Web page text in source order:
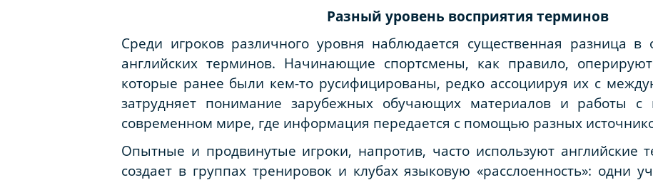
Разный уровень восприятия терминов
Среди игроков различного уровня наблюдается существенная разница
английских терминов. Начинающие спортсмены, как правило,
которые ранее были кем-то русифицированы, редко ассоциируя их с
затрудняет понимание зарубежных обучающих материалов и работы с
современном мире, где информация передается с помощью разных
Опытные и продвинутые игроки, напротив, часто используют английские
создает в группах тренировок и клубах языковую «расслоенность»: одни